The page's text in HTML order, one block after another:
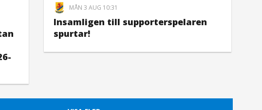
MÅN 3 AUG 10:31
Insamligen till supporterspelaren
spurtar!